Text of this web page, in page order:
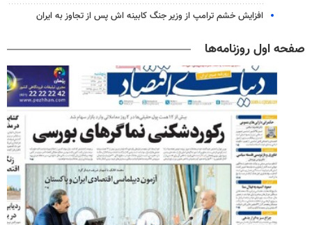
افزایش خشم ترامپ از وزیر جنگ کابینه اش پس از تجاوز به ایران
صفحه اول روزنامه‌ها